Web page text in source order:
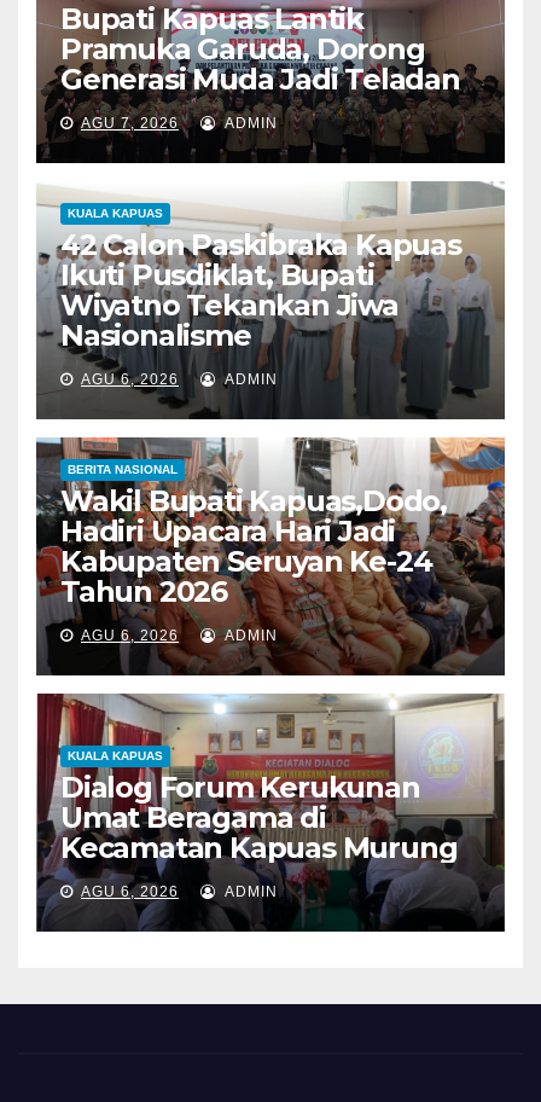
Bupati Kapuas Lantik
Pramuka Garuda, Dorong
Generasi Muda Jadi Teladan
AGU 7, 2026 ADMIN
KUALA KAPUAS
42 Calon Paskibraka Kapuas
Ikuti Pusdiklat, Bupati
Wiyatno Tekankan Jiwa
Nasionalisme
AGU 6, 2026 ADMIN
BERITA NASIONAL
Wakil Bupati Kapuas,Dodo,
Hadiri Upacara Hari Jadi
Kabupaten Seruyan Ke-24
Tahun 2026
AGU 6, 2026 ADMIN
KUALA KAPUAS
Dialog Forum Kerukunan
Umat Beragama di
Kecamatan Kapuas Murung
AGU 6, 2026 ADMIN